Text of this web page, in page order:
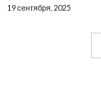
19 сентября, 2025